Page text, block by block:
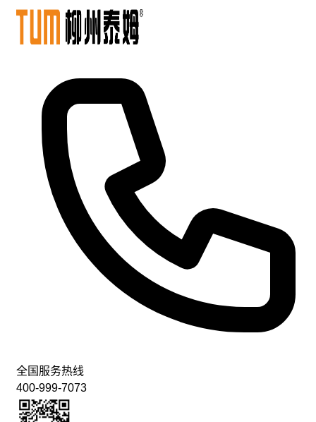
全国服务热线
400-999-7073